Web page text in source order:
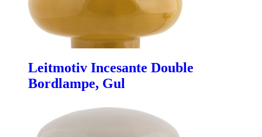
Leitmotiv Incesante Double
Bordlampe, Gul